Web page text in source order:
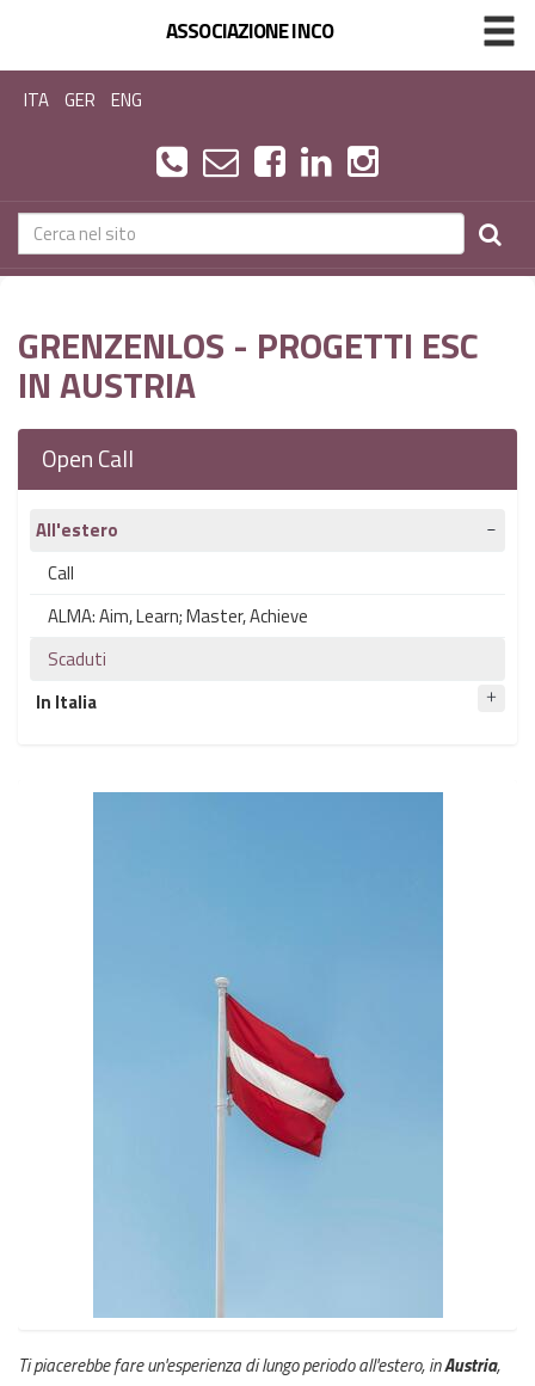
ASSOCIAZIONE INCO
ITA GER ENG
GRENZENLOS - PROGETTI ESC
IN AUSTRIA
Open Call
All'estero
Call
ALMA: Aim, Learn; Master, Achieve
Scaduti
In Italia
Ti piacerebbe fare un'esperienza di lungo periodo all'estero, inAustria,